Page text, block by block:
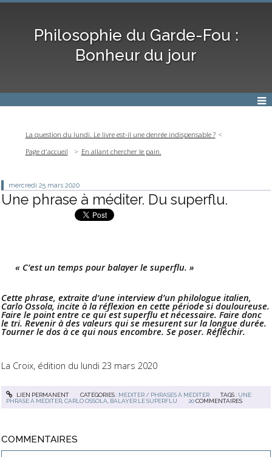
Philosophie du Garde-Fou :
Bonheur du jour
La question du lundi. Le livre est-il une denrée indispensable ?
Page d'accueil
En allant chercher le pain.
mercredi 25 mars 2020
Une phrase à méditer. Du superflu.
« C’est un temps pour balayer le superflu. »
Cette phrase, extraite d’une interview d’un philologue italien,
Carlo Ossola, incite à la réflexion en cette période si douloureuse.
Faire le point entre ce qui est superflu et nécessaire. Faire donc
le tri. Revenir à des valeurs qui se mesurent sur la longue durée.
Tourner le dos à ce qui nous encombre. Se poser. Réfléchir.
La Croix, édition du lundi 23 mars 2020
LIEN PERMANENT CATÉGORIES : MEDITER / PHRASES À MÉDITER TAGS : UNE
PHRASE À MÉDITER ,CARLO OSSOLA BALAYER LE SUPERFLU 20 COMMENTAIRES
COMMENTAIRES